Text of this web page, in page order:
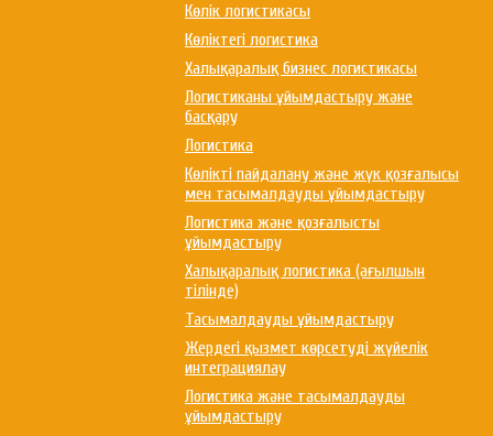
Көлік логистикасы
Көліктегі логистика
Халықаралық бизнес логистикасы
Логистиканы ұйымдастыру және
басқару
Логистика
Көлікті пайдалану және жүк қозғалысы
мен тасымалдауды ұйымдастыру
Логистика және қозғалысты
ұйымдастыру
Халықаралық логистика (ағылшын
тілінде)
Тасымалдауды ұйымдастыру
Жердегі қызмет көрсетуді жүйелік
интеграциялау
Логистика және тасымалдауды
ұйымдастыру